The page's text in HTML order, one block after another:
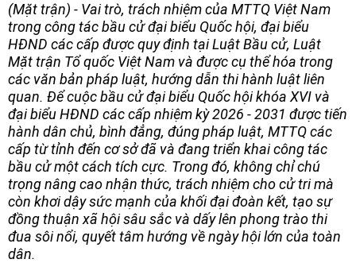
(Mặt trận) - Vai trò, trách nhiệm của MTTQ Việt Nam
trong công tác bầu cử đại biểu Quốc hội, đại biểu
HĐND các cấp được quy định tại Luật Bầu cử, Luật
Mặt trận Tổ quốc Việt Nam và được cụ thể hóa trong
các văn bản pháp luật, hướng dẫn thi hành luật liên
quan. Để cuộc bầu cử đại biểu Quốc hội khóa XVI và
đại biểu HĐND các cấp nhiệm kỳ 2026 - 2031 được tiến
hành dân chủ, bình đẳng, đúng pháp luật, MTTQ các
cấp từ tỉnh đến cơ sở đã và đang triển khai công tác
bầu cử một cách tích cực. Trong đó, không chỉ chú
trọng nâng cao nhận thức, trách nhiệm cho cử tri mà
còn khơi dậy sức mạnh của khối đại đoàn kết, tạo sự
đồng thuận xã hội sâu sắc và dấy lên phong trào thi
đua sôi nổi, quyết tâm hướng về ngày hội lớn của toàn
dân.